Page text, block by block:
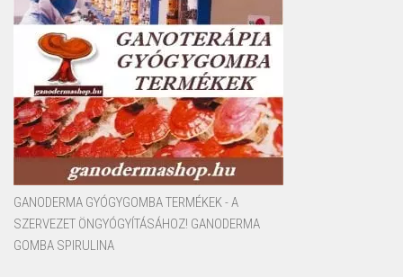
GANODERMA GYÓGYGOMBA TERMÉKEK - A
SZERVEZET ÖNGYÓGYÍTÁSÁHOZ! GANODERMA
GOMBA SPIRULINA